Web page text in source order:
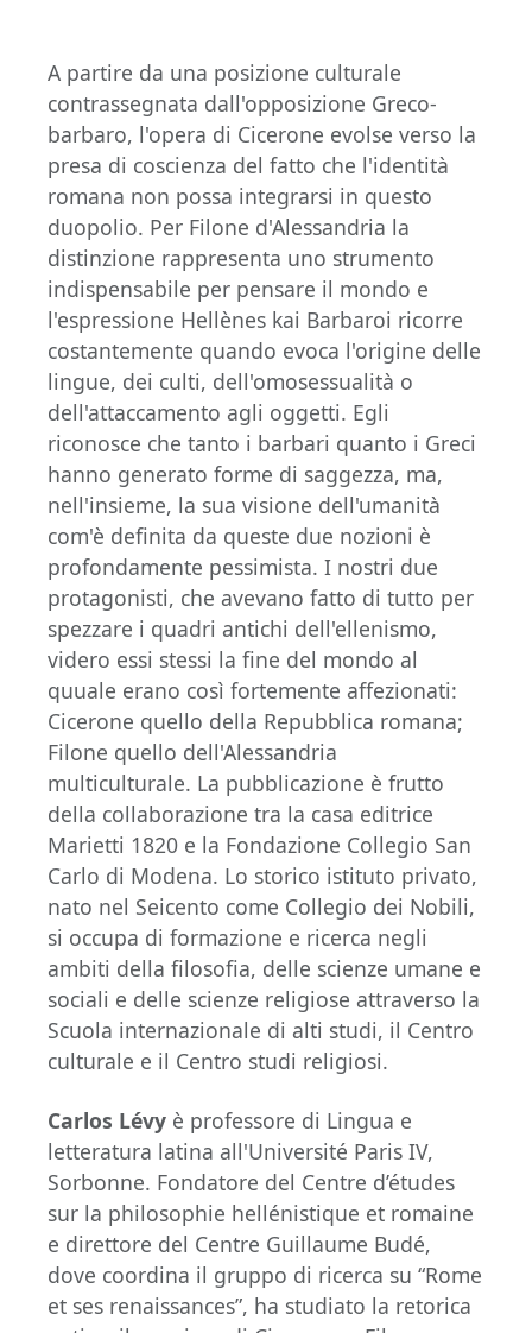
A partire da una posizione culturale
contrassegnata dall'opposizione Greco-
barbaro, l'opera di Cicerone evolse verso la
presa di coscienza del fatto che l'identità
romana non possa integrarsi in questo
duopolio. Per Filone d'Alessandria la
distinzione rappresenta uno strumento
indispensabile per pensare il mondo e
l'espressione Hellènes kai Barbaroi ricorre
costantemente quando evoca l'origine delle
lingue, dei culti, dell'omosessualità o
dell'attaccamento agli oggetti. Egli
riconosce che tanto i barbari quanto i Greci
hanno generato forme di saggezza, ma,
nell'insieme, la sua visione dell'umanità
com'è definita da queste due nozioni è
profondamente pessimista. I nostri due
protagonisti, che avevano fatto di tutto per
spezzare i quadri antichi dell'ellenismo,
videro essi stessi la fine del mondo al
quuale erano così fortemente affezionati:
Cicerone quello della Repubblica romana;
Filone quello dell'Alessandria
multiculturale. La pubblicazione è frutto
della collaborazione tra la casa editrice
Marietti 1820 e la Fondazione Collegio San
Carlo di Modena. Lo storico istituto privato,
nato nel Seicento come Collegio dei Nobili,
si occupa di formazione e ricerca negli
ambiti della filosofia, delle scienze umane e
sociali e delle scienze religiose attraverso la
Scuola internazionale di alti studi, il Centro
culturale e il Centro studi religiosi.
Carlos Lévy è professore di Lingua e
letteratura latina all'Université Paris IV,
Sorbonne. Fondatore del Centre d’études
sur la philosophie hellénistique et romaine
e direttore del Centre Guillaume Budé,
dove coordina il gruppo di ricerca su “Rome
et ses renaissances”, ha studiato la retorica